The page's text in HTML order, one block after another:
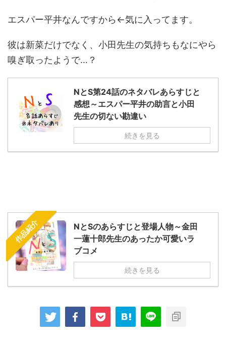
エスパー平井なんですから←気に入ってます。
彼は新菜だけでなく、小田先生の気持ちもなにやら
嗅ぎ取ったようで…？
NとS第24話のネタバレあらすじと
感想～エスパー平井の助言と小田
先生の切ない勘違い
続きを見る
作品紹介
NとSのあらすじと登場人物～金田
一蓮十郎先生のあったか可愛いラ
ブコメ
続きを見る